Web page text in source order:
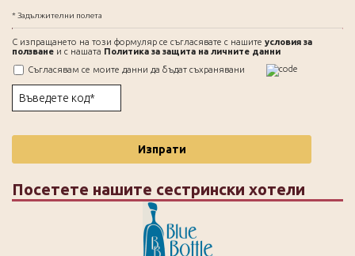
* Задължителни полета
С изпращането на този формуляр се съгласявате с нашите условия за
ползване и с нашата Политика за защита на личните данни
Съгласявам се моите данни да бъдат съхранявани
Изпрати
Посетете нашите сестрински хотели